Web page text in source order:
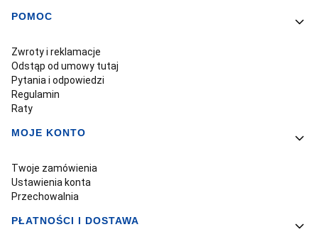
Linki w stopce
POMOC
Zwroty i reklamacje
Odstąp od umowy tutaj
Pytania i odpowiedzi
Regulamin
Raty
MOJE KONTO
Twoje zamówienia
Ustawienia konta
Przechowalnia
PŁATNOŚCI I DOSTAWA